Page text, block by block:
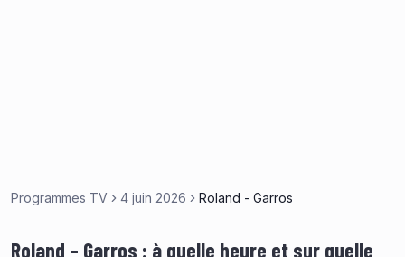
Programmes TV 4 juin 2026 Roland - Garros
Roland – Garros : à quelle heure et sur quelle